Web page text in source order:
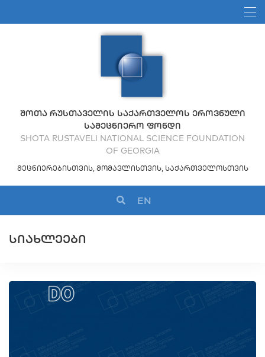
ᲨᲝᲗᲐ ᲠᲣᲡᲗᲐᲕᲔᲚᲘᲡ ᲡᲐᲥᲐᲠᲗᲕᲔᲚᲝᲡ ᲔᲠᲝᲕᲜᲣᲚᲘ
ᲡᲐᲛᲔᲪᲜᲘᲔᲠᲝ ᲤᲝᲜᲓᲘ
SHOTA RUSTAVELI NATIONAL SCIENCE FOUNDATION
OF GEORGIA
ᲛᲔᲪᲜᲘᲔᲠᲔᲑᲘᲡᲗᲕᲘᲡ, ᲛᲝᲛᲐᲕᲚᲘᲡᲗᲕᲘᲡ, ᲡᲐᲥᲐᲠᲗᲕᲔᲚᲝᲡᲗᲕᲘᲡ
EN
ᲡᲘᲐᲮᲚᲔᲔᲑᲘ